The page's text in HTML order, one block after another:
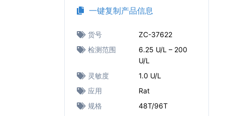
一键复制产品信息
货号
ZC-37622
检测范围
6.25 U/L – 200
U/L
灵敏度
1.0 U/L
应用
Rat
规格
48T/96T